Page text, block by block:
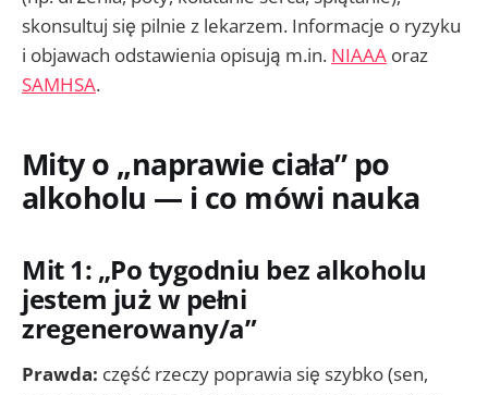
skonsultuj się pilnie z lekarzem. Informacje o ryzyku
i objawach odstawienia opisują m.in. NIAAA oraz
SAMHSA.
Mity o „naprawie ciała” po
alkoholu — i co mówi nauka
Mit 1: „Po tygodniu bez alkoholu
jestem już w pełni
zregenerowany/a”
Prawda: część rzeczy poprawia się szybko (sen,